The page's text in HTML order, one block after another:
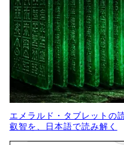
エメラルド・タブレットの
叡智を、日本語で読み解く